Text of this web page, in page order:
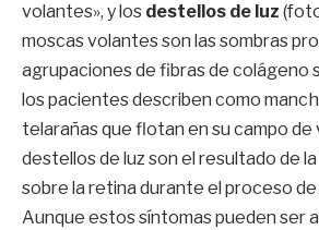
volantes», y los destellos de luz
moscas volantes son las sombras
agrupaciones de fibras de colágeno
los pacientes describen como
telarañas que flotan en su campo de
destellos de luz son el resultado de
sobre la retina durante el proceso
Aunque estos síntomas pueden ser